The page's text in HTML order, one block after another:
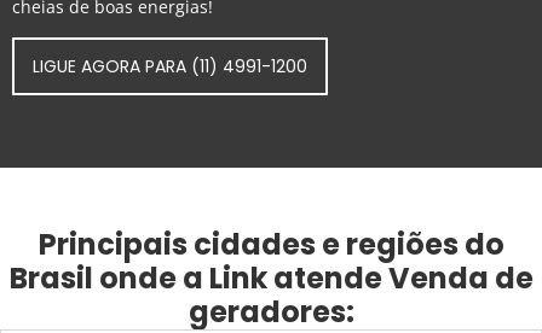
cheias de boas energias!
LIGUE AGORA PARA (11) 4991-1200
Principais cidades e regiões do
Brasil onde a Link atende Venda de
geradores: